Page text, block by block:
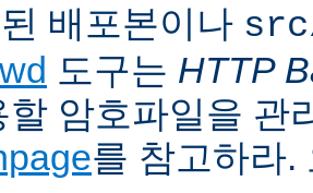
배포본이나
도구는 HTTP
할 암호파일을 관
를 참고하라.